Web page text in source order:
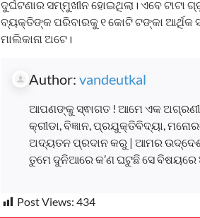
ଦୁର୍ଘଟଣାର ସମ୍ମୁଖୀନ ହୋଇଥିଲା। ଏବେ ଟାଟା
ବ୍ୟକ୍ତିଙ୍କ ପରିବାରକୁ ୧ କୋଟି ଟଙ୍କା ଆର୍ଥିକ
ମାଲିକାନା ଅଟେ।
Author: vandeutkal
ଆପଣଙ୍କୁ ସ୍ଵାଗତ ! ଆମେ ଏକ ଅଗ୍ରଣୀ
କ୍ରୀଡା, ବିଜ୍ଞାନ, ପ୍ରଯୁକ୍ତିବିଦ୍ୟା,
ଅଦ୍ୟତନ ପ୍ରଦାନ କରୁ | ଆମର
ତୁମେ ଦୁନିଆରେ କ’ଣ ଘଟୁଛି ସେ ବିଷୟରେ
Post Views: 434